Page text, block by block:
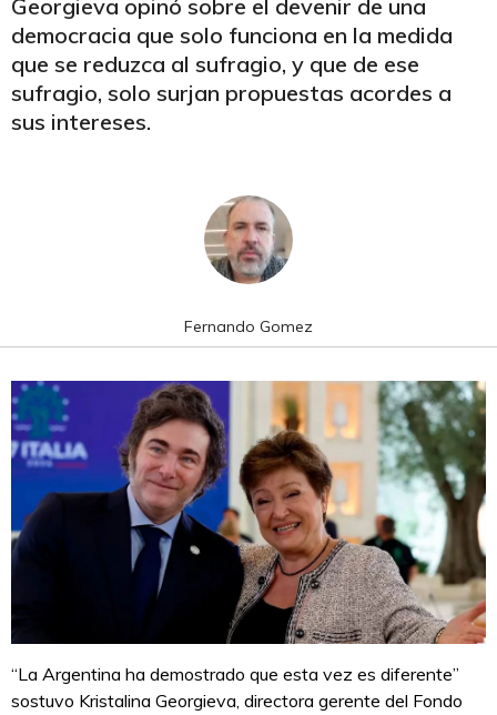
Georgieva opinó sobre el devenir de una
democracia que solo funciona en la medida
que se reduzca al sufragio, y que de ese
sufragio, solo surjan propuestas acordes a
sus intereses.
Fernando Gomez
“La Argentina ha demostrado que esta vez es diferente”
sostuvo Kristalina Georgieva, directora gerente del Fondo